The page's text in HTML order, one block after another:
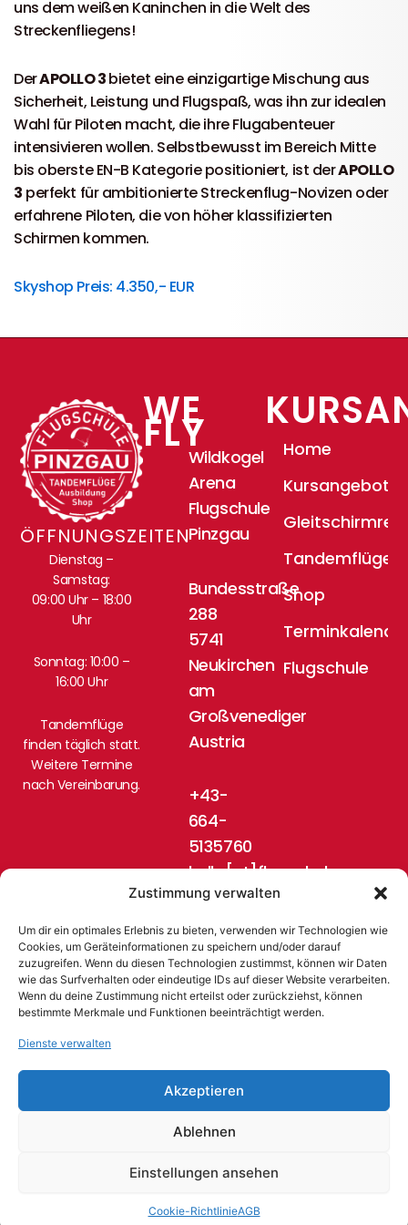
Zustimmung verwalten
Um dir ein optimales Erlebnis zu bieten, verwenden wir Technologien wie
Cookies, um Geräteinformationen zu speichern und/oder darauf
zuzugreifen. Wenn du diesen Technologien zustimmst, können wir Daten
wie das Surfverhalten oder eindeutige IDs auf dieser Website verarbeiten.
Wenn du deine Zustimmung nicht erteilst oder zurückziehst, können
bestimmte Merkmale und Funktionen beeinträchtigt werden.
Dienste verwalten
Akzeptieren
Ablehnen
Einstellungen ansehen
Cookie-RichtlinieAGB
uns dem weißen Kaninchen in die Welt des
Streckenfliegens!
DerAPOLLO 3bietet eine einzigartige Mischung aus
Sicherheit, Leistung und Flugspaß, was ihn zur idealen
Wahl für Piloten macht, die ihre Flugabenteuer
intensivieren wollen. Selbstbewusst im Bereich Mitte
bis oberste EN-B Kategorie positioniert, ist derAPOLLO
3 perfekt für ambitionierte Streckenflug-Novizen oder
erfahrene Piloten, die von höher klassifizierten
Schirmen kommen.
Skyshop Preis: 4.350,- EUR
ÖFFNUNGSZEITEN
Dienstag –
Samstag:
09:00 Uhr – 18:00
Uhr
Sonntag: 10:00 –
16:00 Uhr
Tandemflüge
finden täglich statt.
Weitere Termine
nach Vereinbarung.
WE
FLYWildkogel
Arena
Flugschule
Pinzgau
Bundesstraße
288
5741
Neukirchen
am
Großvenediger
Austria
+43-
664-
5135760
hello[at]flugschule-
pinzgau.at
Home
Kursangebote
Tandemflüge
Shop
Flugschule
© 2024 Flugschule Pinzgau, Austria
DatenschutzWiderrufsrecht
ZahlungenBatterieentsorgung
Einstellungen